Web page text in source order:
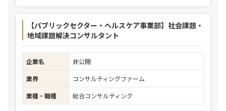
【パブリックセクター・ヘルスケア事業部】社会課題・
地域課題解決コンサルタント
企業名
非公開
業界
コンサルティングファーム
業種・職種
総合コンサルティング